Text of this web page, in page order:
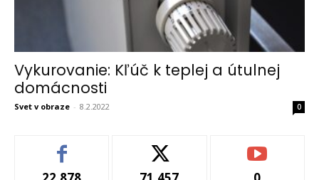
Vykurovanie: Kľúč k teplej a útulnej
domácnosti
Svet v obraze - 8.2.2022 0